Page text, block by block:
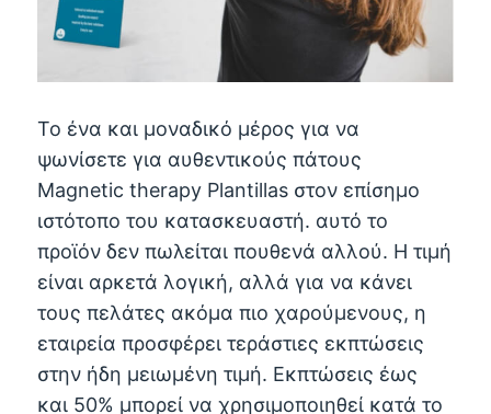
Το ένα και μοναδικό μέρος για να
ψωνίσετε για αυθεντικούς πάτους
Magnetic therapy Plantillas στον επίσημο
ιστότοπο του κατασκευαστή. αυτό το
προϊόν δεν πωλείται πουθενά αλλού. Η τιμή
είναι αρκετά λογική, αλλά για να κάνει
τους πελάτες ακόμα πιο χαρούμενους, η
εταιρεία προσφέρει τεράστιες εκπτώσεις
στην ήδη μειωμένη τιμή. Εκπτώσεις έως
και 50% μπορεί να χρησιμοποιηθεί κατά το